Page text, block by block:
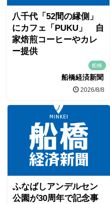
八千代「52間の縁側」
にカフェ「PUKU」 自
家焙煎コーヒーやカレ
ー提供
船橋
船橋経済新聞
2026/8/8
ふなばしアンデルセン
公園が30周年で記念事